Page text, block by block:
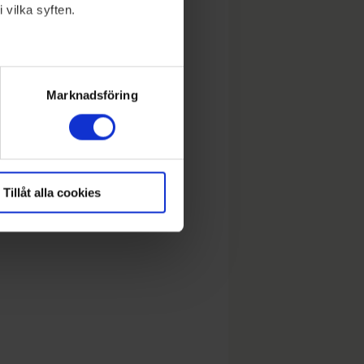
vilka syften.
meter
Marknadsföring
Tillåt alla cookies